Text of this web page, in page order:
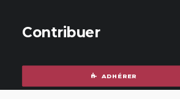
Contribuer
ADHÉRER